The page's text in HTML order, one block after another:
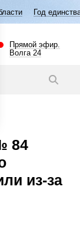
народов России
Прямой эфир.
Волга 24
84
из-за